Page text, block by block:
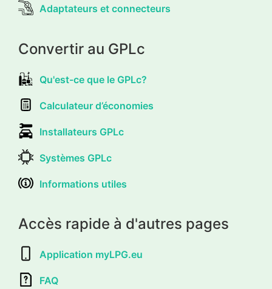
Adaptateurs et connecteurs
Convertir au GPLc
Qu'est-ce que le GPLc?
Calculateur d’économies
Installateurs GPLc
Systèmes GPLc
Informations utiles
Accès rapide à d'autres pages
Application myLPG.eu
FAQ